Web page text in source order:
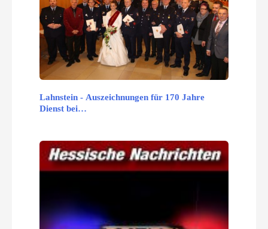
Lahnstein - Auszeichnungen für 170 Jahre
Dienst bei…